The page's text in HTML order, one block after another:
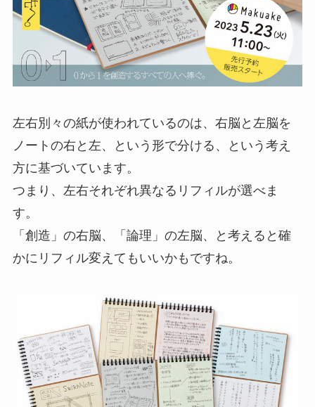
左右別々の紙が使われているのは、右脳と左脳を
ノートの右と左、という形で分ける、という考え
方に基づいています。
つまり、左右それぞれ異なるリフィルが選べま
す。
「創造」の右脳、「論理」の左脳、と考えると確
かにリフィル変えてもいいかもですね。